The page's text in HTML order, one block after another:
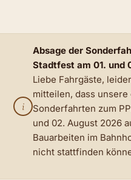
i
Absage der
Stadtfest am 01. und
Liebe Fahrgäste,
mitteilen, dass unsere
Sonderfahrten zum
und 02. August 2026
Bauarbeiten im
nicht stattfinden